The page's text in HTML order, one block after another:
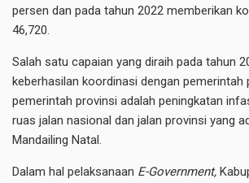
persen dan pada tahun 2022 memberikan
46,720.
Salah satu capaian yang diraih pada tahun
keberhasilan koordinasi dengan pemerintah
pemerintah provinsi adalah peningkatan
ruas jalan nasional dan jalan provinsi yang
Mandailing Natal.
Dalam hal pelaksanaan E-Government,